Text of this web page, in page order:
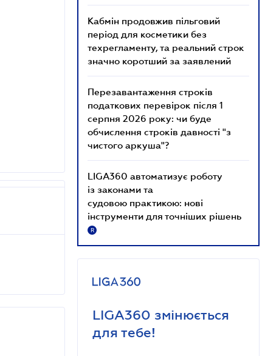
Кабмін продовжив пільговий
період для косметики без
техрегламенту, та реальний строк
значно коротший за заявлений
Перезавантаження строків
податкових перевірок після 1
серпня 2026 року: чи буде
обчислення строків давності "з
чистого аркуша"?
LIGA360 автоматизує роботу
із законами та
судовою практикою: нові
інструменти для точніших рішень
R
LIGA360 змінюється
для тебе!